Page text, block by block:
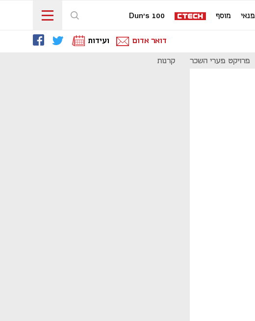
פנאי מוסף Dun's 100
דואר אדום ועידות
פרויקט פערי השכר קרנות